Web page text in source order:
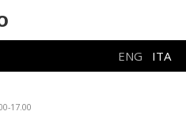
ENG ITA
17.00